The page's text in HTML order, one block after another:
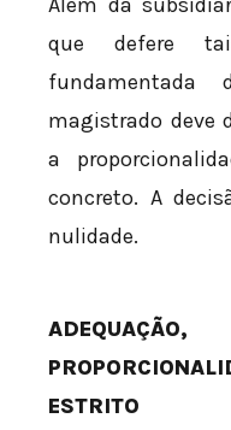
que defere
magistrado deve
a
concreto. A
nulidade.
ESTRITO